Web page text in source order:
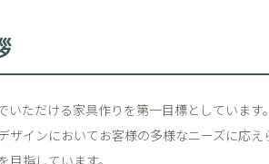
いただける家具作りを第一目標としています。
ザインにおいてお客様の多様なニーズに応
目指しています。